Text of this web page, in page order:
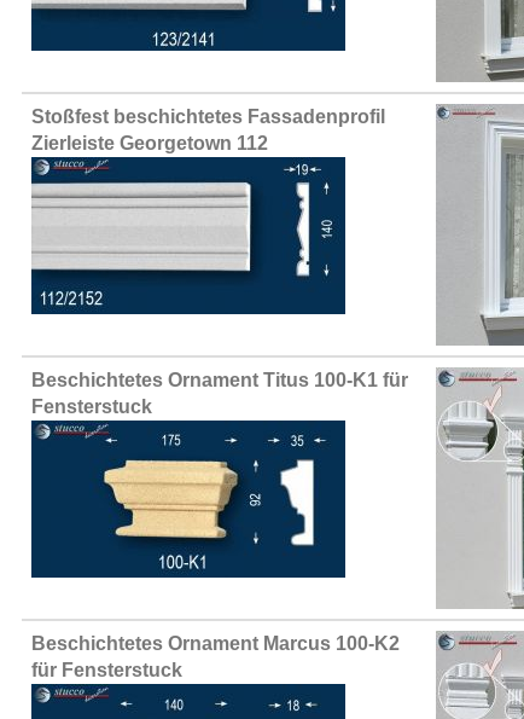
Stoßfest beschichtetes Fassadenprofil
Zierleiste Georgetown 112
Beschichtetes Ornament Titus 100-K1 für
Fensterstuck
Beschichtetes Ornament Marcus 100-K2
für Fensterstuck